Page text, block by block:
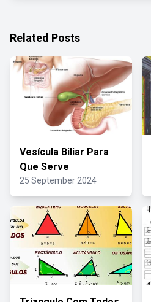
Related Posts
Vesícula Biliar Para
Que Serve
25 September 2024